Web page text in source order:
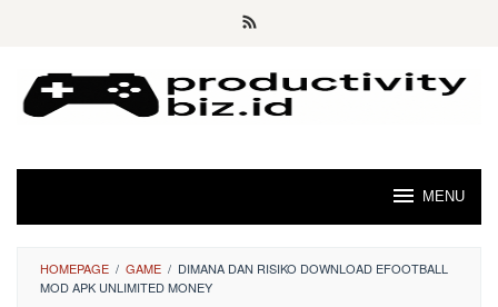
MENU
HOMEPAGE / GAME / DIMANA DAN RISIKO DOWNLOAD EFOOTBALL
MOD APK UNLIMITED MONEY